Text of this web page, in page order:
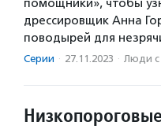
дрессировщик Анна
поводырей для
Серии · 27.11.2023 · Люди с